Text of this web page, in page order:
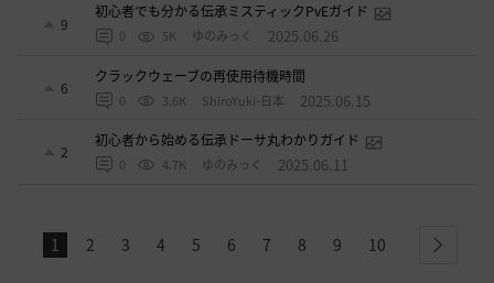
9
初心者でも分かる伝承ミスティックPvEガイド
0 5K ゆのみっく 2025.06.26
6
クラックウェーブの再使用待機時間
0 3.6K ShiroYuki-日本 2025.06.15
2
初心者から始める伝承ドーサ丸わかりガイド
0 4.7K ゆのみっく 2025.06.11
1 2 3 4 5 6 7 8 9 10 next